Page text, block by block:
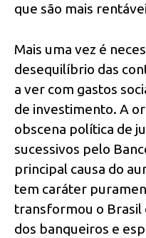
que são mais
Mais uma vez é
desequilíbrio das
a ver com gastos
de investimento. A
obscena política de
sucessivos pelo
principal causa do
tem caráter
transformou o Brasil
dos banqueiros e